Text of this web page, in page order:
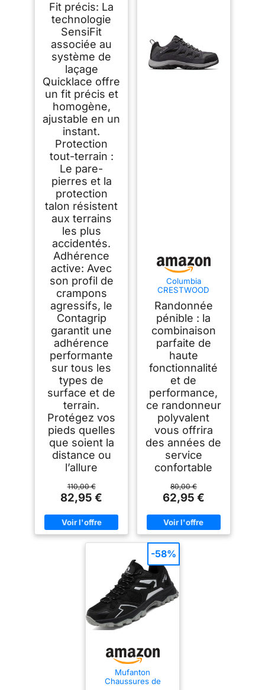
randonnée pour
homme
Fit précis: La
technologie
SensiFit
associée au
système de
laçage
Quicklace offre
un fit précis et
homogène,
ajustable en un
instant.
Protection
tout-terrain :
Le pare-
pierres et la
protection
talon résistent
aux terrains
les plus
accidentés.
Adhérence
active: Avec
son profil de
crampons
agressifs, le
Contagrip
garantit une
adhérence
performante
sur tous les
types de
surface et de
terrain.
Protégez vos
pieds quelles
que soient la
distance ou
l’allure
110,00 €
82,95 €
Columbia
CRESTWOOD
De Randonnée Et
Trekking Homme,
Noir (Shark x
Columbia Grey), 44
EU
Randonnée
pénible : la
combinaison
parfaite de
haute
fonctionnalité
et de
performance,
ce randonneur
polyvalent
vous offrira
des années de
service
confortable
80,00 €
62,95 €
Mufanton
Chaussures de
-58%